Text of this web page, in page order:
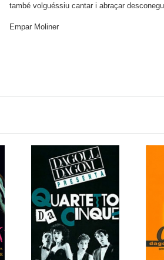
també volguéssiu cantar i abraçar
Empar Moliner